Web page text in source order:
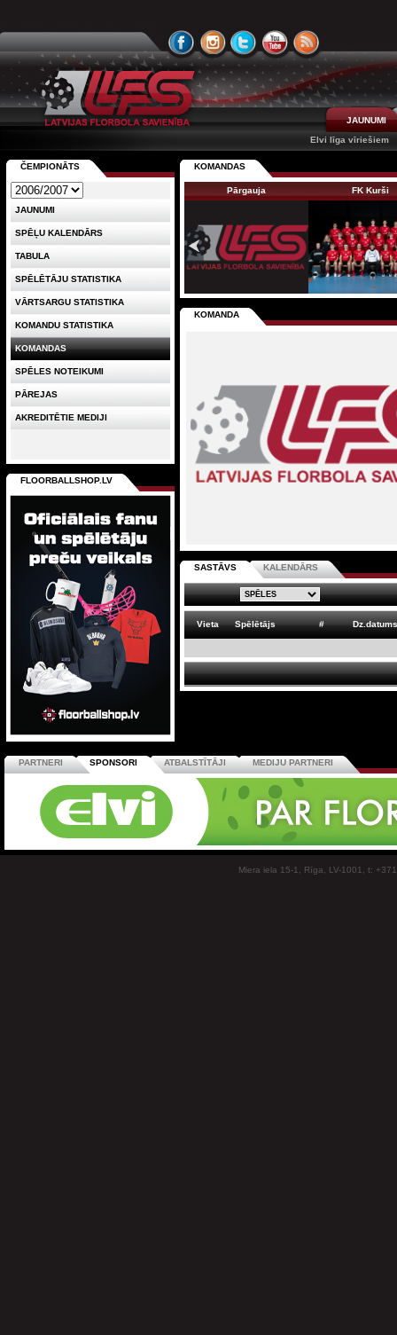
JAUNUMI
Elvi līga vīriešiem
KOMANDAS
Pārgauja FK Kurši
KOMANDA
SASTĀVS KALENDĀRS
Vieta Spēlētājs # Dz.datums
ČEMPIONĀTS
JAUNUMI
SPĒĻU KALENDĀRS
TABULA
SPĒLĒTĀJU STATISTIKA
VĀRTSARGU STATISTIKA
KOMANDU STATISTIKA
KOMANDAS
SPĒLES NOTEIKUMI
PĀREJAS
AKREDITĒTIE MEDIJI
FLOORBALLSHOP.LV
PARTNERI SPONSORI ATBALSTĪTĀJI MEDIJU PARTNERI
Miera iela 15-1, Rīga, LV-1001, t: